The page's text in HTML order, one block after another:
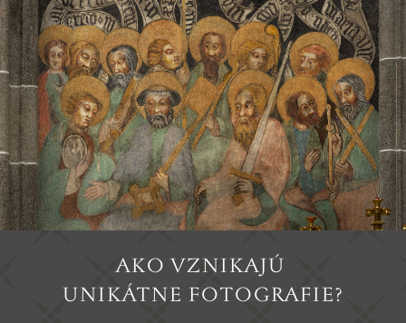
AKO VZNIKAJÚ
UNIKÁTNE FOTOGRAFIE?